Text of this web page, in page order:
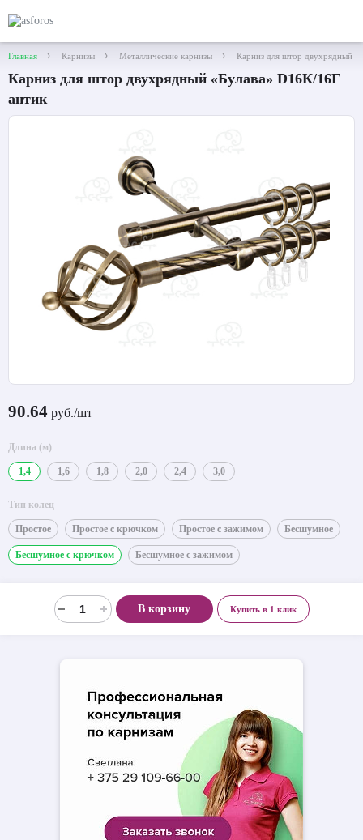
Главная Карнизы Металлические карнизы Карниз для штор двухрядный
Карниз для штор двухрядный «Булава» D16К/16Г
антик
90.64 руб./шт
Длина (м)
1,4 1,6 1,8 2,0 2,4 3,0
Тип колец
Простое Простое с крючком Простое с зажимом Бесшумное
Бесшумное с крючком Бесшумное с зажимом
В корзину Купить в 1 клик